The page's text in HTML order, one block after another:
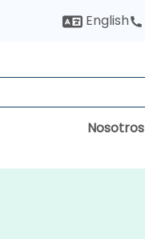
English
Nosotros